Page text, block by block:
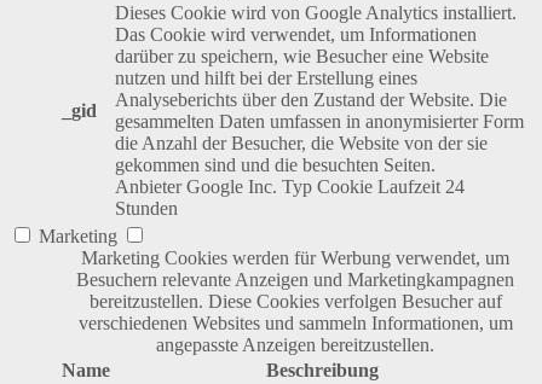
_gid
Dieses Cookie wird von Google Analytics installiert.
Das Cookie wird verwendet, um Informationen
darüber zu speichern, wie Besucher eine Website
nutzen und hilft bei der Erstellung eines
Analyseberichts über den Zustand der Website. Die
gesammelten Daten umfassen in anonymisierter Form
die Anzahl der Besucher, die Website von der sie
gekommen sind und die besuchten Seiten.
Anbieter Google Inc. Typ Cookie Laufzeit 24
Stunden
Marketing
Marketing Cookies werden für Werbung verwendet, um
Besuchern relevante Anzeigen und Marketingkampagnen
bereitzustellen. Diese Cookies verfolgen Besucher auf
verschiedenen Websites und sammeln Informationen, um
angepasste Anzeigen bereitzustellen.
Name
Beschreibung